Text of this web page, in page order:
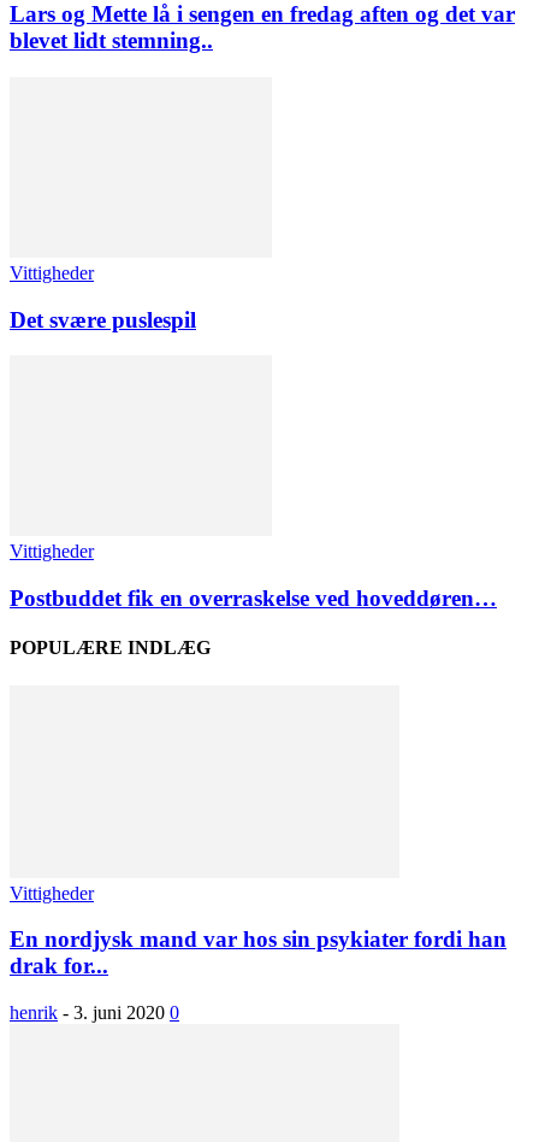
Lars og Mette lå i sengen en fredag aften og det var
blevet lidt stemning..
Vittigheder
Det svære puslespil
Vittigheder
Postbuddet fik en overraskelse ved hoveddøren…
POPULÆRE INDLÆG
Vittigheder
En nordjysk mand var hos sin psykiater fordi han
drak for...
henrik - 3. juni 2020 0